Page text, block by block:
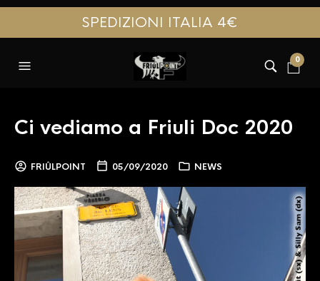
SPEDIZIONI ITALIA 4€
0
Ci vediamo a Friuli Doc 2020
FRIÛLPOINT 05/09/2020 NEWS